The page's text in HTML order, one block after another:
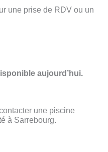
une prise de RDV ou un
aujourd’hui.
une piscine
à Sarrebourg.